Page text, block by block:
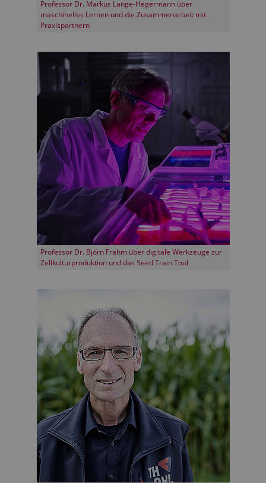
Professor Dr. Markus Lange-Hegermann über
maschinelles Lernen und die Zusammenarbeit mit
Praxispartnern
Professor Dr. Björn Frahm über digitale Werkzeuge zur
Zellkulturproduktion und das Seed Train Tool